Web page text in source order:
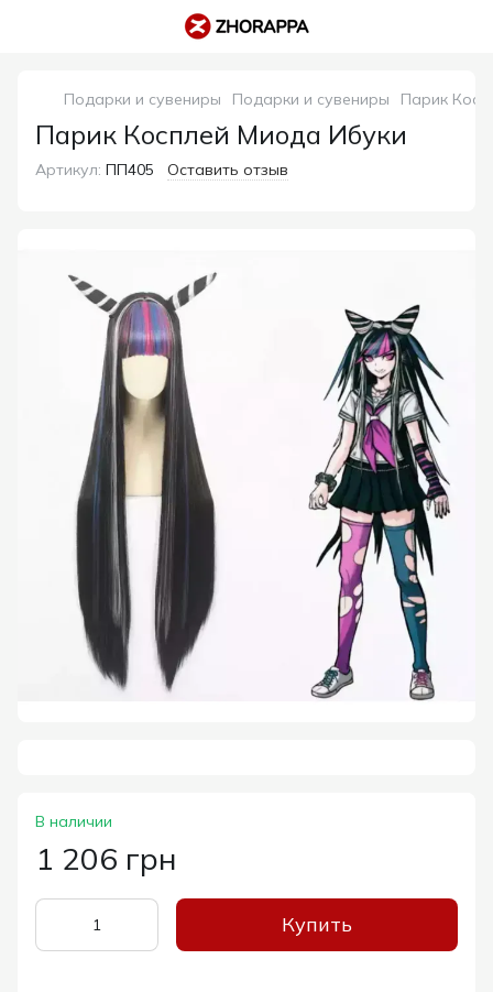
Подарки и сувениры Подарки и сувениры Парик
Парик Косплей Миода Ибуки
Артикул: ПП405 Оставить отзыв
В наличии
1 206 грн
Купить